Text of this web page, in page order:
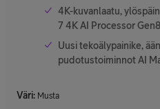
4K-kuvanlaatu,
7 4K AI Processor
Uusi tekoälypainike,
pudotustoiminnot AI
Väri: Musta